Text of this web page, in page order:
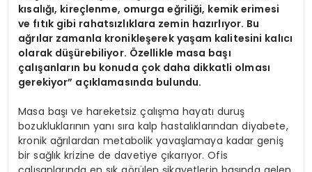
kısalığı, kireçlenme, omurga eğriliği, kemik erimesi
ve fıtık gibi rahatsızlıklara zemin hazırlıyor. Bu
ağrılar zamanla kronikleşerek yaşam kalitesini kalıcı
olarak düşürebiliyor. Özellikle masa başı
çalışanların bu konuda çok daha dikkatli olması
gerekiyor” açıklamasında bulundu.
Masa başı ve hareketsiz çalışma hayatı duruş
bozukluklarının yanı sıra kalp hastalıklarından diyabete,
kronik ağrılardan metabolik yavaşlamaya kadar geniş
bir sağlık krizine de davetiye çıkarıyor. Ofis